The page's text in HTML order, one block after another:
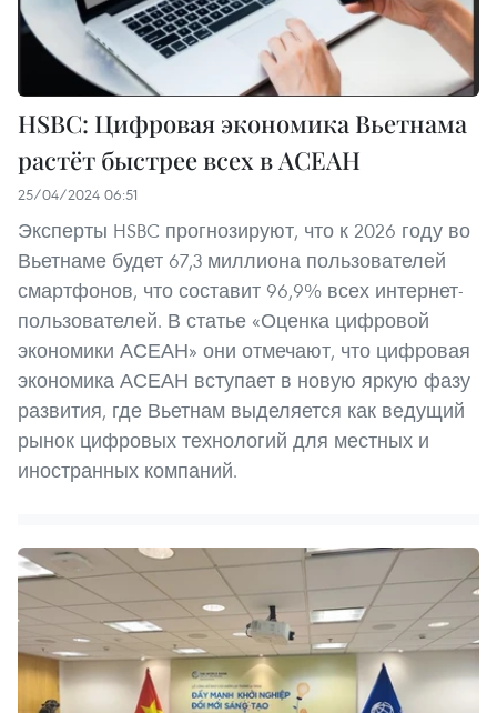
HSBC: Цифровая экономика Вьетнама
растёт быстрее всех в АСЕАН
25/04/2024 06:51
Эксперты HSBC прогнозируют, что к 2026 году во
Вьетнаме будет 67,3 миллиона пользователей
смартфонов, что составит 96,9% всех интернет-
пользователей. В статье «Оценка цифровой
экономики АСЕАН» они отмечают, что цифровая
экономика АСЕАН вступает в новую яркую фазу
развития, где Вьетнам выделяется как ведущий
рынок цифровых технологий для местных и
иностранных компаний.